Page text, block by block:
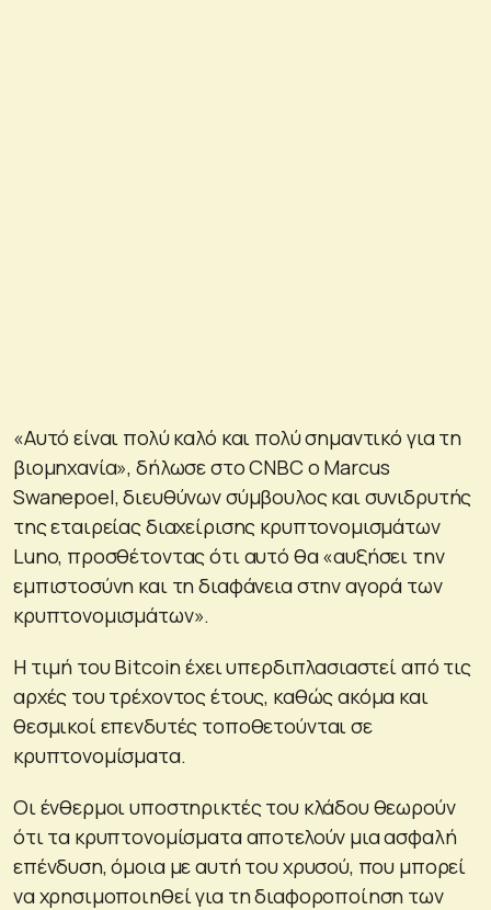
«Αυτό είναι πολύ καλό και πολύ σημαντικό για τη
βιομηχανία», δήλωσε στο CNBC ο Marcus
Swanepoel, διευθύνων σύμβουλος και συνιδρυτής
της εταιρείας διαχείρισης κρυπτονομισμάτων
Luno, προσθέτοντας ότι αυτό θα «αυξήσει την
εμπιστοσύνη και τη διαφάνεια στην αγορά των
κρυπτονομισμάτων».
Η τιμή του Bitcoin έχει υπερδιπλασιαστεί από τις
αρχές του τρέχοντος έτους, καθώς ακόμα και
θεσμικοί επενδυτές τοποθετούνται σε
κρυπτονομίσματα.
Οι ένθερμοι υποστηρικτές του κλάδου θεωρούν
ότι τα κρυπτονομίσματα αποτελούν μια ασφαλή
επένδυση, όμοια με αυτή του χρυσού, που μπορεί
να χρησιμοποιηθεί για τη διαφοροποίηση των